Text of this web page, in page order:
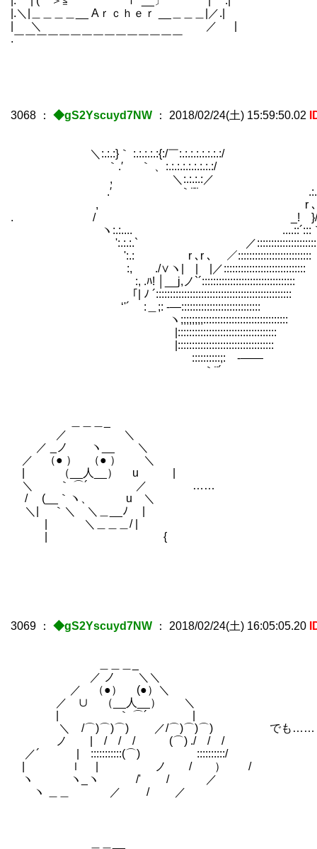
|.＼|＿＿＿＿__ Aｒｃｈｅｒ __＿＿＿|／.| |.
| ＼ ／ |
.￣￣￣￣￣￣￣￣￣￣￣￣￣￣￣ .￣￣￣
3068 ： ◆gS2Yscuyd7NW ： 2018/02/24(土) 15:59:50.02
＼:.:.:}｀ :.:.:.:.:{:/￣:.:.:.:.:.:.:.:/
｀.′ ｀ 、:.:.:.:.:.:.:.:.:/ .:.:./
, ＼:.:.:.:／ .:.:./
.′ ｀¨¨ .:.:./
, r ､.:./
. / _! }/
ヽ:.:.... ....::´:::｀
':.:.:.` ／:::::::::::::::::::::: その強みを
':.: r ､r ､ ／::::::::::::::::::::::::::
:, ./∨ヽ| | |／:::::::::::::::::::::::::::::
:, .ﾊ! │__j,ノ`´:::::::::::::::::::::::::::::::::
｢| ﾉ ´::::::::::::::::::::::::::::::::::::::::::::::::
‘'´ ゝ:＿;: -―::::::::::::::::::::::::::::
ヽ;;;;;;;;::::::::::::::::::::::::::::::
|:::::::::::::::::::::::::::::::::::
|::::::::::::::::::::::::::::::::::
ゝ::::::::::;: -――
｀¨´
／ ＼
／ _ノ ヽ__ ＼
／ （● ） （● ） ＼
| （__人__） u |
＼ ｀ ⌒´ ／ ……
/ (__｀ヽ、 u ＼
＼| ｀＼ ＼＿__ﾉ |
| ＼＿＿＿/ |
| {
3069 ： ◆gS2Yscuyd7NW ： 2018/02/24(土) 16:05:05.20
／ ノ ＼＼
／ （●） (●）＼
／ ∪ （__人__） ＼ あ、アサシ
| ｀ ⌒´ |
＼ /⌒)⌒)⌒) ／/⌒)⌒)⌒) でも……
ノ | / / / (⌒) ./ / /
／´ | :::::::::::(⌒) ゝ ::::::::::/
| ｌ | ノ / ） /
ヽ ヽ_ヽ /' / ／
ヽ ＿＿ ／ / ／